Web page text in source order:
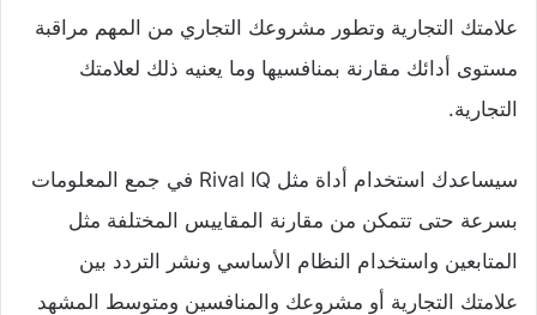
علامتك التجارية وتطور مشروعك التجاري من المهم مراقبة
مستوى أدائك مقارنة بمنافسيها وما يعنيه ذلك لعلامتك
التجارية.
سيساعدك استخدام أداة مثل Rival IQ في جمع المعلومات
بسرعة حتى تتمكن من مقارنة المقاييس المختلفة مثل
المتابعين واستخدام النظام الأساسي ونشر التردد بين
علامتك التجارية أو مشروعك والمنافسين ومتوسط ​​المشهد